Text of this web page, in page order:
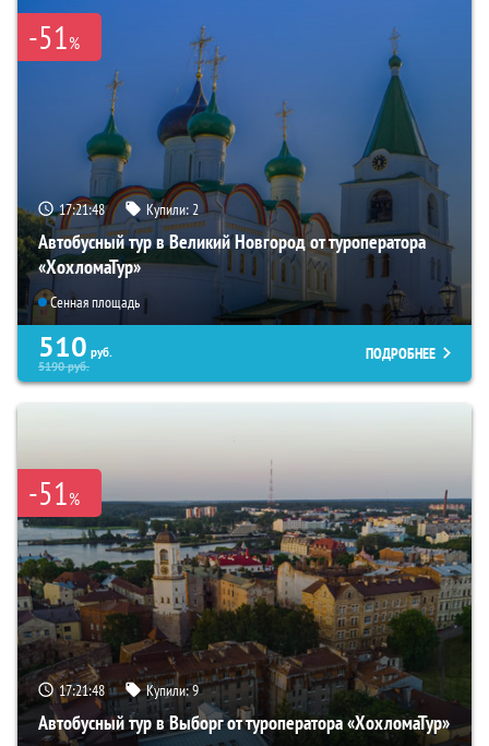
-51%
17:21:46 Купили:2
Автобусный тур в Великий Новгород от туроператора
«ХохломаТур»
Сенная площадь
510 руб.
5190руб.
ПОДРОБНЕЕ
-51%
17:21:46 Купили:9
Автобусный тур в Выборг от туроператора «ХохломаТур»